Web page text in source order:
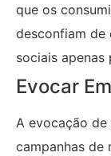
que os
desconfiam de
sociais
Evocar
A evocação
campanhas de